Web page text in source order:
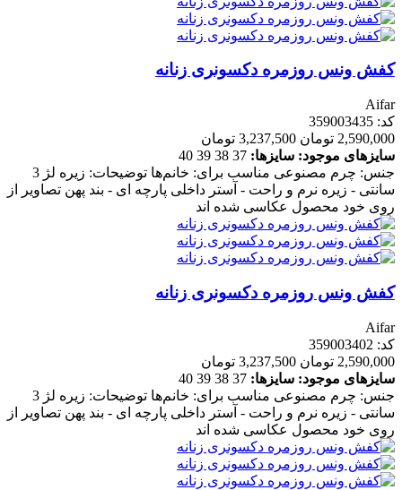
کفش ونس روزمره دکسونری زنانه
Aifar
کد: 359003435
2,590,000 تومان
3,237,500 تومان
سایزهای موجود: سایزها: 37
38
39
40
جنس: چرم مصنوعی مناسب برای: خانم‌ها توضیحات: زیره لژ 3
سانتی - زیره نرم و راحت - آستر داخلی پارچه ای - بند پهن تصاویر از
روی خود محصول عکاسی شده اند
کفش ونس روزمره دکسونری زنانه
Aifar
کد: 359003402
2,590,000 تومان
3,237,500 تومان
سایزهای موجود: سایزها: 37
38
39
40
جنس: چرم مصنوعی مناسب برای: خانم‌ها توضیحات: زیره لژ 3
سانتی - زیره نرم و راحت - آستر داخلی پارچه ای - بند پهن تصاویر از
روی خود محصول عکاسی شده اند